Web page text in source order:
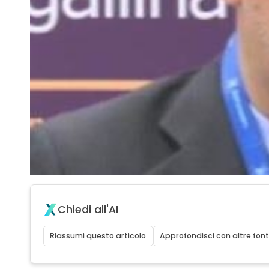
Chiedi all'AI
Riassumi questo articolo Approfondisci con altre